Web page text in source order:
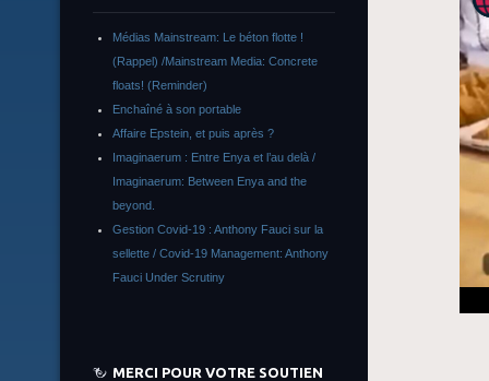
Médias Mainstream: Le béton flotte !
(Rappel) /Mainstream Media: Concrete
floats! (Reminder)
Enchaîné à son portable
Affaire Epstein, et puis après ?
Imaginaerum : Entre Enya et l’au delà /
Imaginaerum: Between Enya and the
beyond.
Gestion Covid-19 : Anthony Fauci sur la
sellette / Covid-19 Management: Anthony
Fauci Under Scrutiny
MERCI POUR VOTRE SOUTIEN